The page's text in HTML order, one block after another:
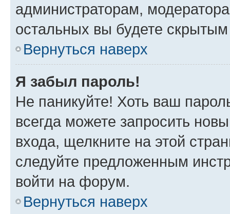
администраторам,
остальных вы будете
Вернуться наверх
Я забыл пароль!
Не паникуйте! Хоть ваш
всегда можете запросить
входа, щелкните на этой
следуйте предложенным
войти на форум.
Вернуться наверх